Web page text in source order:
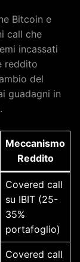
Bitcoin e
call che
incassati
reddito
del
guadagni in
Meccanismo
Reddito
Covered call
su IBIT (25-
35%
portafoglio)
Covered call